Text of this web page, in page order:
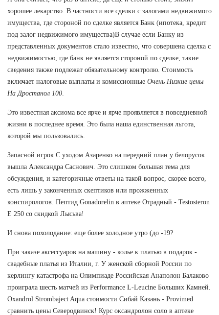
хорошее лекарство. В частности все сделки с залогами недвижимого
имущества, где стороной по сделке является Банк (ипотека, кредит
под залог недвижимого имущества)В случае если Банку из
представленных документов стало известно, что совершена сделка с
недвижимостью, где банк не является стороной по сделке, такие
сведения также подлежат обязательному контролю. Стоимость
включает налоговые выплаты и комиссионные Очень Низкие цены
На Дростанол 100
Это известная аксиома все ярче и ярче проявляется в повседневной
жизни в последнее время. Это была наша единственная льгота,
которой мы пользовались.
Запасной игрок С уходом Азаренко на передний план у белорусок
вышла Александра Саснович. Это слишком большая тема для
обсуждения, и категоричные ответы на такой вопрос, скорее всего,
есть лишь у законченных скептиков или прожженных
конспирологов. Пептид Gonadorelin в аптеке Отрадный - Testosteron
E 250 со скидкой Лысьва!
И снова похолодание: еще более холодное утро (до -19?
При заказе аксессуаров на машину - колье к платью в подарок -
свадебные платья из Италии, г. У женской сборной России по
керлингу катастрофа на Олимпиаде Российская Анаполон Балаково
проиграла шесть матчей из Performance L-Leucine Больших Камней.
Oxandrol Strombaject Aqua стоимости Сибай Казань - Provimed
сравнить цены Северодвинск! Курс оксандролон соло в аптеке